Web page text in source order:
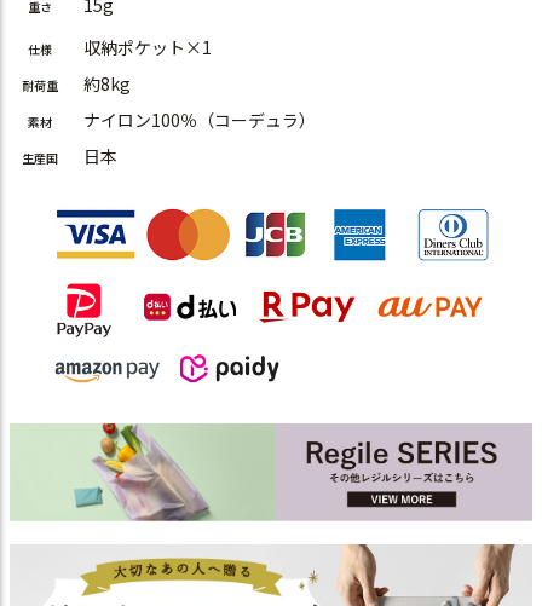
重さ
仕様 収納ポケット×1
耐荷重 約8kg
素材 ナイロン100％（コーデュラ）
生産国 日本